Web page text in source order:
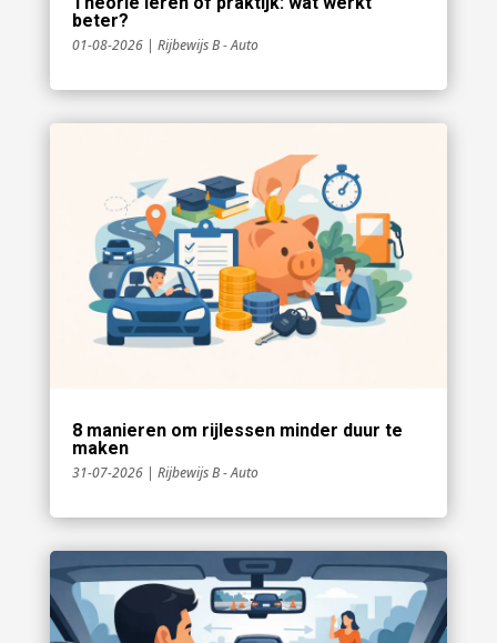
beter?
01-08-2026| Rijbewijs B - Auto
8 manieren om rijlessen minder duur te
maken
31-07-2026| Rijbewijs B - Auto